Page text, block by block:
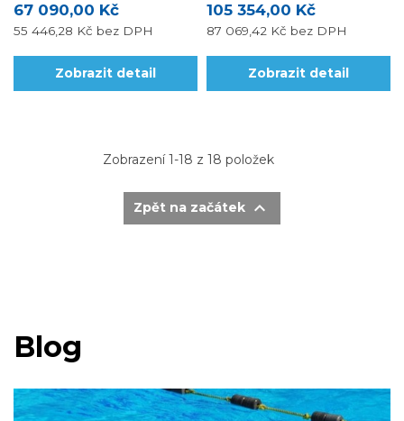
67 090,00 Kč
55 446,28 Kč bez DPH
Zobrazit detail
105 354,00 Kč
87 069,42 Kč bez DPH
Zobrazit detail
Zobrazení 1-18 z 18 položek
Zpět na začátek 
Blog